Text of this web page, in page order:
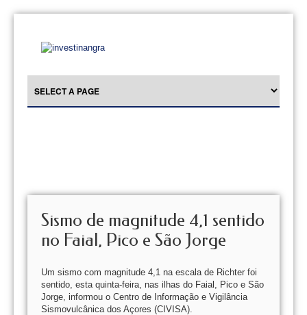
Sismo de magnitude 4,1 sentido
no Faial, Pico e São Jorge
Um sismo com magnitude 4,1 na escala de Richter foi
sentido, esta quinta-feira, nas ilhas do Faial, Pico e São
Jorge, informou o Centro de Informação e Vigilância
Sismovulcânica dos Açores (CIVISA).